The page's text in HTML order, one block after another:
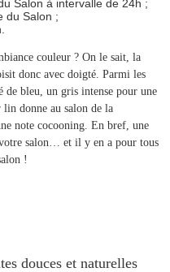
Salon à intervalle de 24h ;
du Salon ;
couleur ? On le sait, la
donc avec doigté. Parmi les
de bleu, un gris intense pour une
lin donne au salon de la
note cocooning. En bref, une
salon… et il y en a pour tous
!
douces et naturelles